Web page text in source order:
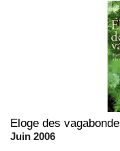
Eloge des
Juin 2006